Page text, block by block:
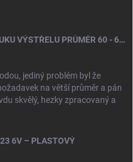
UNIVERZÁLNÍ DRŽÁK TLUMIČE HLUKU VÝSTŘELU PRŮMĚR 60 - 64,5 MM
jediný problém byl že
na větší průměr a pán
skvělý, hezky zpracovaný a
6V – PLASTOVÝ